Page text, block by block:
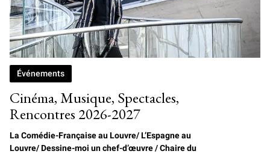
Cinéma, Musique, Spectacles,
Rencontres 2026-2027
Événements
La Comédie-Française au Louvre/L’Espagne au
Louvre/ Dessine-moi un chef-d’œuvre / Chaire du